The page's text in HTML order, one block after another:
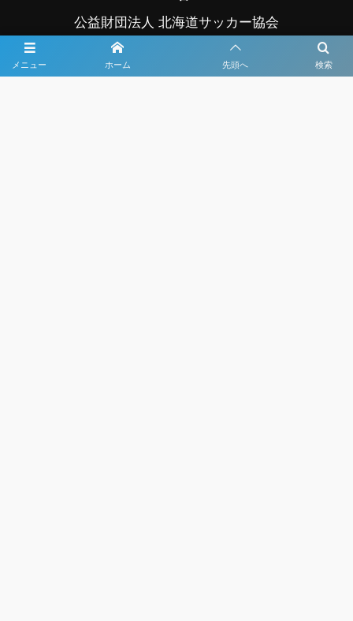
メニュー 検索
ホーム 先頭へ
公益財団法人 北海道サッカー協会
北海道クラブユースサッカー連盟